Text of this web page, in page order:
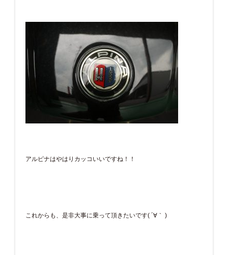
アルピナはやはりカッコいいですね！！
これからも、是非大事に乗って頂きたいです( ´∀｀ )